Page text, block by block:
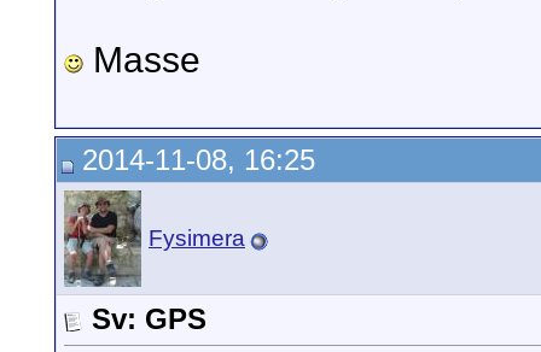
Masse
2014-11-08, 16:25
Fysimera
Sv: GPS